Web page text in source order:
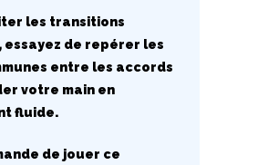
les transitions
essayez de repérer les
entre les accords
votre main en
fluide.
de jouer ce
R
S
T